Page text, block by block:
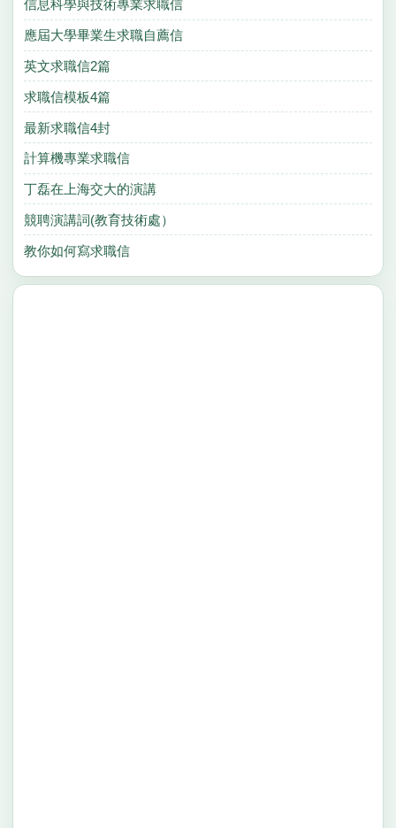
信息科學與技術專業求職信
應屆大學畢業生求職自薦信
英文求職信2篇
求職信模板4篇
最新求職信4封
計算機專業求職信
丁磊在上海交大的演講
競聘演講詞(教育技術處）
教你如何寫求職信